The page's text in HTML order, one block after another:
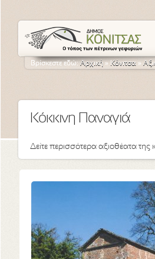
Βρίσκεστε εδώ:Αρχική » Κόνιτσα »
Κόκκινη Παναγιά
Δείτε περισσότερα αξιοθέατα της